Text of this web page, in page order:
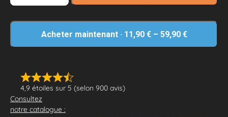
4,9 étoiles sur 5 (selon 900 avis)
Consultez
notre catalogue :
Acheter maintenant · 11,90 €– 59,90 €